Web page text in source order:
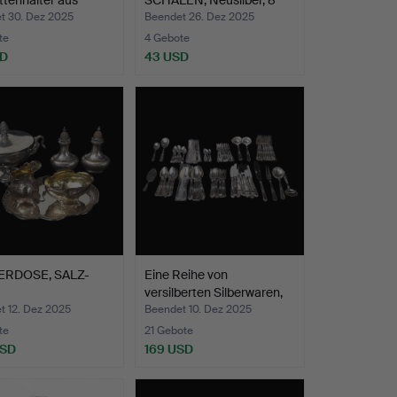
30. Dez 2025
Stüc…
Beendet 26. Dez 2025
4 Gebote
43 USD
SALZ-
12. Dez 2025
Eine Reihe von
versilberten Silberwaren,
v…
Beendet 10. Dez 2025
21 Gebote
169 USD